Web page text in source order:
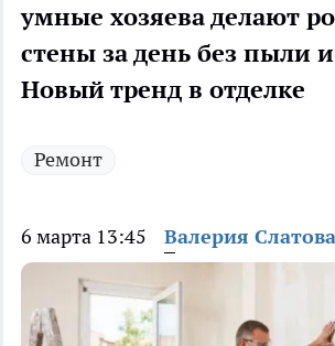
умные хозяева делают
стены за день без пыли
Новый тренд в отделке
Ремонт
6 марта 13:45 Валерия Слатова